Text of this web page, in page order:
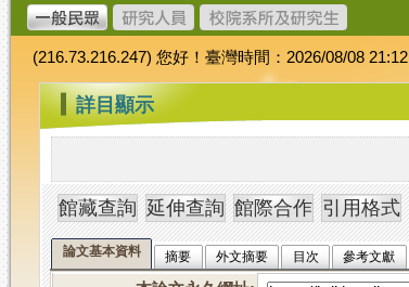
容
論
文
加
值
系
統
(216.73.216.247) 您好！臺灣時間：2026/08/08 21:12
::: 詳目顯示
論文基本資料 摘要 外文摘要 目次 參考文獻